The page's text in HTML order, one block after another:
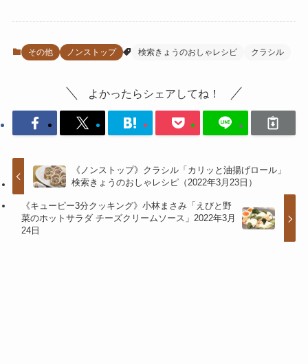
その他 ノンストップ 検索きょうのおしゃレシピ クラシル
よかったらシェアしてね！
《ノンストップ》クラシル「カリッと油揚げロール」
検索きょうのおしゃレシピ（2022年3月23日）
《キューピー3分クッキング》小林まさみ「えびと野
菜のホットサラダ チーズクリームソース」2022年3月
24日